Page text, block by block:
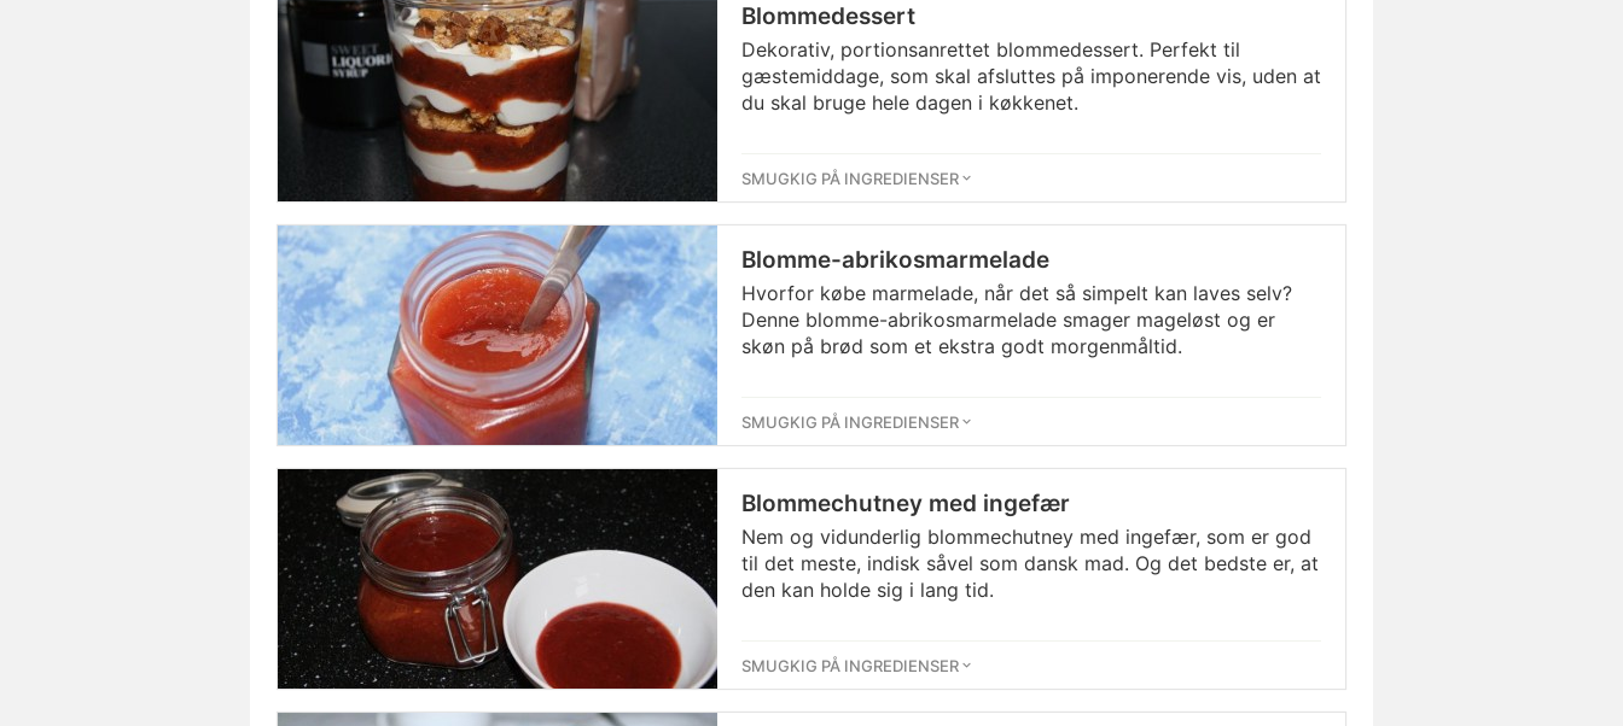
Blommedessert
Dekorativ, portionsanrettet blommedessert. Perfekt til
gæstemiddage, som skal afsluttes på imponerende vis, uden at
du skal bruge hele dagen i køkkenet.
SMUGKIG PÅ INGREDIENSER
Blomme-abrikosmarmelade
Hvorfor købe marmelade, når det så simpelt kan laves selv?
Denne blomme-abrikosmarmelade smager mageløst og er
skøn på brød som et ekstra godt morgenmåltid.
SMUGKIG PÅ INGREDIENSER
Blommechutney med ingefær
Nem og vidunderlig blommechutney med ingefær, som er god
til det meste, indisk såvel som dansk mad. Og det bedste er, at
den kan holde sig i lang tid.
SMUGKIG PÅ INGREDIENSER